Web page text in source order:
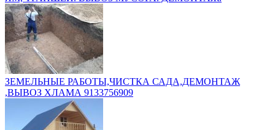
ЗЕМЕЛЬНЫЕ РАБОТЫ,ЧИСТКА САДА,ДЕМОНТАЖ
,ВЫВОЗ ХЛАМА 9133756909